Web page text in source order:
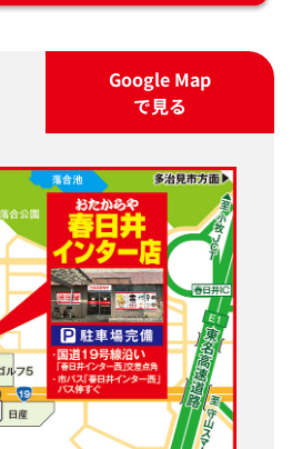
Google Map
で見る